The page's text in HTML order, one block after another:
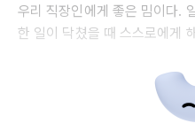
우리 직장인에게 좋은 밈이다.
한 일이 닥쳤을 때 스스로에게